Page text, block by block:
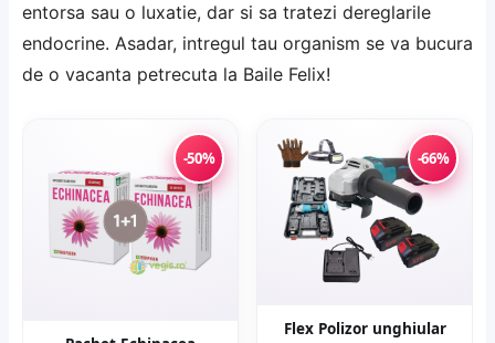
entorsa sau o luxatie, dar si sa tratezi dereglarile
endocrine. Asadar, intregul tau organism se va bucura
de o vacanta petrecuta la Baile Felix!
-50% -66%
Flex Polizor unghiular